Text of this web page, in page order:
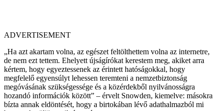
ADVERTISEMENT
„Ha azt akartam volna, az egészet feltölthettem volna az internetre,
de nem ezt tettem. Ehelyett újságírókat kerestem meg, akiket arra
kértem, hogy egyeztessenek az érintett hatóságokkal, hogy
megfelelő egyensúlyt lehessen teremteni a nemzetbiztonság
megóvásának szükségessége és a közérdekből nyilvánosságra
hozandó információk között” – érvelt Snowden, kiemelve: másokra
bízta annak eldöntését, hogy a birtokában lévő adathalmazból mi